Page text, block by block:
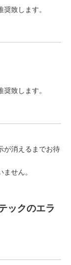
致します。
致します。
が消えるまでお待
せん。
ックのエラ